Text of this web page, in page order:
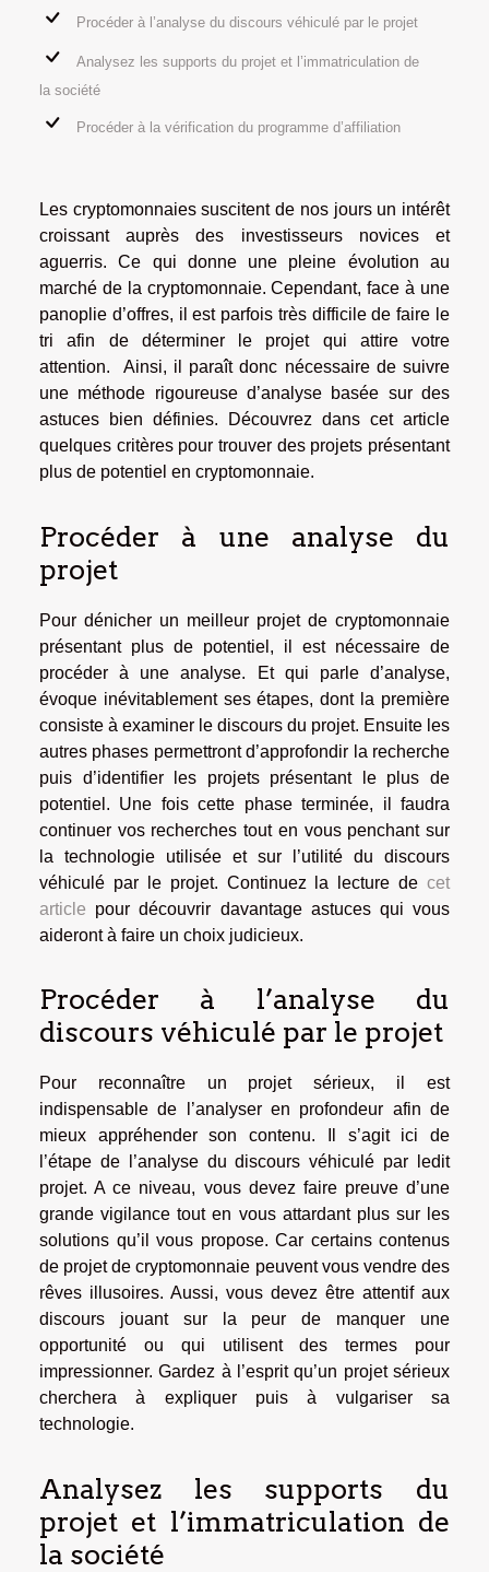
Procéder à l’analyse du discours véhiculé par le projet
Analysez les supports du projet et l’immatriculation de
la société
Procéder à la vérification du programme d’affiliation
Les cryptomonnaies suscitent de nos jours un intérêt
croissant auprès des investisseurs novices et
aguerris. Ce qui donne une pleine évolution au
marché de la cryptomonnaie. Cependant, face à une
panoplie d’offres, il est parfois très difficile de faire le
tri afin de déterminer le projet qui attire votre
attention. Ainsi, il paraît donc nécessaire de suivre
une méthode rigoureuse d’analyse basée sur des
astuces bien définies. Découvrez dans cet article
quelques critères pour trouver des projets présentant
plus de potentiel en cryptomonnaie.
Procéder à une analyse du
projet
Pour dénicher un meilleur projet de cryptomonnaie
présentant plus de potentiel, il est nécessaire de
procéder à une analyse. Et qui parle d’analyse,
évoque inévitablement ses étapes, dont la première
consiste à examiner le discours du projet. Ensuite les
autres phases permettront d’approfondir la recherche
puis d’identifier les projets présentant le plus de
potentiel. Une fois cette phase terminée, il faudra
continuer vos recherches tout en vous penchant sur
la technologie utilisée et sur l’utilité du discours
véhiculé par le projet. Continuez la lecture de cet
article pour découvrir davantage astuces qui vous
aideront à faire un choix judicieux.
Procéder à l’analyse du
discours véhiculé par le projet
Pour reconnaître un projet sérieux, il est
indispensable de l’analyser en profondeur afin de
mieux appréhender son contenu. Il s’agit ici de
l’étape de l’analyse du discours véhiculé par ledit
projet. A ce niveau, vous devez faire preuve d’une
grande vigilance tout en vous attardant plus sur les
solutions qu’il vous propose. Car certains contenus
de projet de cryptomonnaie peuvent vous vendre des
rêves illusoires. Aussi, vous devez être attentif aux
discours jouant sur la peur de manquer une
opportunité ou qui utilisent des termes pour
impressionner. Gardez à l’esprit qu’un projet sérieux
cherchera à expliquer puis à vulgariser sa
technologie.
Analysez les supports du
projet et l’immatriculation de
la société